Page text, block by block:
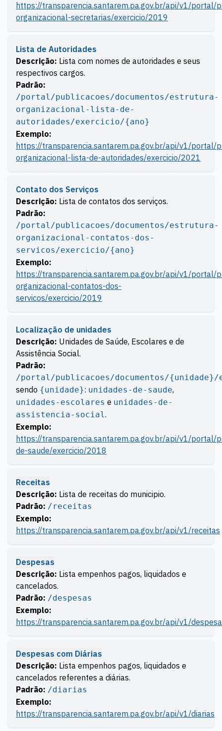
https://transparencia.santarem.pa.gov.br/api/v1/
organizacional-secretarias/exercicio/2019
Lista de Autoridades
Descrição: Lista com nomes de autoridades e seus
respectivos cargos.
Padrão:
/portal/publicacoes/documentos/estrutura-
organizacional-lista-de-
autoridades/exercicio/{ano}
Exemplo:
https://transparencia.santarem.pa.gov.br/api/v1/
organizacional-lista-de-autoridades/exercicio/2021
Contato dos Serviços
Descrição: Lista de contatos dos serviços.
Padrão:
/portal/publicacoes/documentos/estrutura-
organizacional-contatos-dos-
servicos/exercicio/{ano}
Exemplo:
https://transparencia.santarem.pa.gov.br/api/v1/
organizacional-contatos-dos-
servicos/exercicio/2019
Localização de unidades
Descrição: Unidades de Saúde, Escolares e de
Assistência Social.
Padrão:
/portal/publicacoes/documentos/
sendo {unidade}: unidades-de-saude,
unidades-escolares e unidades-de-
assistencia-social.
Exemplo:
https://transparencia.santarem.pa.gov.br/api/v1/portal/
de-saude/exercicio/2018
Receitas
Descrição: Lista de receitas do municipio.
Padrão: /receitas
Exemplo:
https://transparencia.santarem.pa.gov.br/api/v1/receitas
Despesas
Descrição: Lista empenhos pagos, liquidados e
cancelados.
Padrão: /despesas
Exemplo:
https://transparencia.santarem.pa.gov.br/api/v1/
Despesas com Diárias
Descrição: Lista empenhos pagos, liquidados e
cancelados referentes a diárias.
Padrão: /diarias
Exemplo:
https://transparencia.santarem.pa.gov.br/api/v1/diarias